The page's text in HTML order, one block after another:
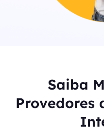
Saiba
Provedores